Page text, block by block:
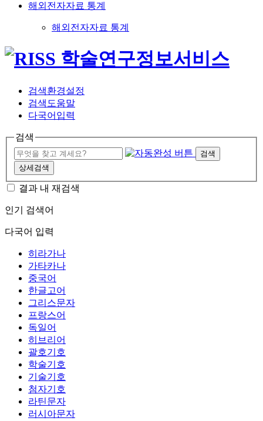
해외전자자료 통계
해외전자자료 통계
검색환경설정
검색도움말
다국어입력
검색
검색
상세검색
결과 내 재검색
인기 검색어
다국어 입력
히라가나
가타카나
중국어
한글고어
그리스문자
프랑스어
독일어
히브리어
괄호기호
학술기호
기술기호
첨자기호
라틴문자
러시아문자